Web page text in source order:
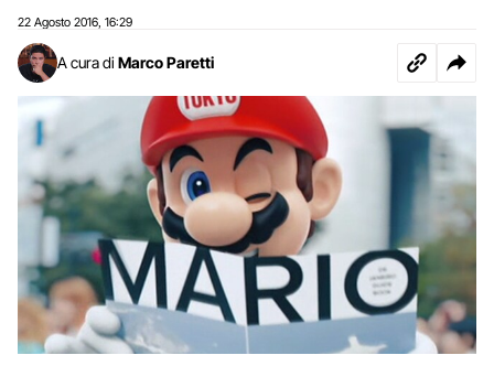
22 Agosto 2016 16:29
A cura di Marco Paretti